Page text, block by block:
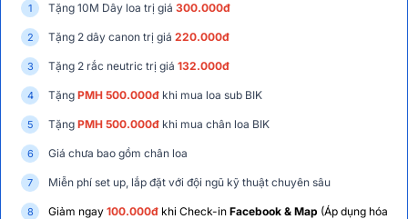
Tặng 10M Dây loa trị giá 300.000đ
Tặng 2 dây canon trị giá 220.000đ
Tặng 2 rắc neutric trị giá 132.000đ
Tặng PMH 500.000đ khi mua loa sub BIK
Tặng PMH 500.000đ khi mua chân loa BIK
Giá chưa bao gồm chân loa
Miễn phí set up, lắp đặt với đội ngũ kỹ thuật chuyên sâu
Giảm ngay 100.000đ khi Check-in Facebook & Map (Áp dụng hóa